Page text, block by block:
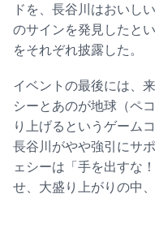
ドを、長谷川はおいし
のサインを発見したと
をそれぞれ披露した。
イベントの最後には、
シーとあのが地球（ペ
り上げるというゲーム
長谷川がやや強引にサ
ェシーは「手を出すな
せ、大盛り上がりの中